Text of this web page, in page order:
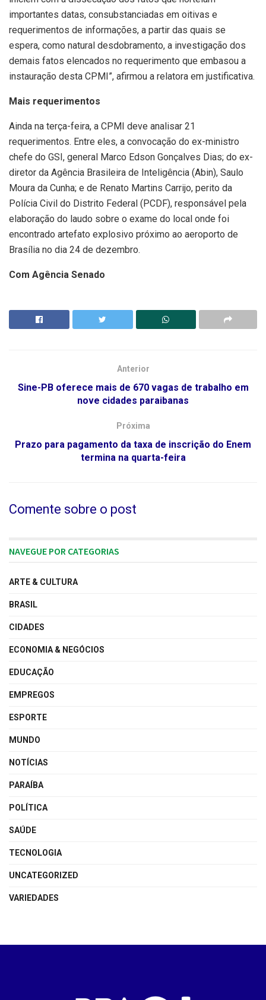
importantes datas, consubstanciadas em oitivas e
requerimentos de informações, a partir das quais se
espera, como natural desdobramento, a investigação dos
demais fatos elencados no requerimento que embasou a
instauração desta CPMI”, afirmou a relatora em justificativa.
Mais requerimentos
Ainda na terça-feira, a CPMI deve analisar 21
requerimentos. Entre eles, a convocação do ex-ministro
chefe do GSI, general Marco Edson Gonçalves Dias; do ex-
diretor da Agência Brasileira de Inteligência (Abin), Saulo
Moura da Cunha; e de Renato Martins Carrijo, perito da
Polícia Civil do Distrito Federal (PCDF), responsável pela
elaboração do laudo sobre o exame do local onde foi
encontrado artefato explosivo próximo ao aeroporto de
Brasília no dia 24 de dezembro.
Com Agência Senado
Anterior
Sine-PB oferece mais de 670 vagas de trabalho em
nove cidades paraibanas
Próxima
Prazo para pagamento da taxa de inscrição do Enem
termina na quarta-feira
Comente sobre o post
NAVEGUE POR CATEGORIAS
ARTE & CULTURA
BRASIL
CIDADES
ECONOMIA & NEGÓCIOS
EDUCAÇÃO
EMPREGOS
ESPORTE
MUNDO
NOTÍCIAS
PARAÍBA
POLÍTICA
SAÚDE
TECNOLOGIA
UNCATEGORIZED
VARIEDADES